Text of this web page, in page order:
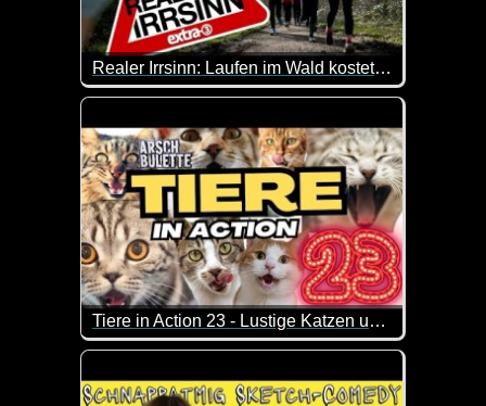
Realer Irrsinn: Laufen im Wald kostet jetzt Geld - extra 3
Der Wald, einst Rückzugsort für Flora, Fauna und
Tiere in Action 23 - Lustige Katzen und Hunde
Wenn Tiere sprechen könnten, dann wären das